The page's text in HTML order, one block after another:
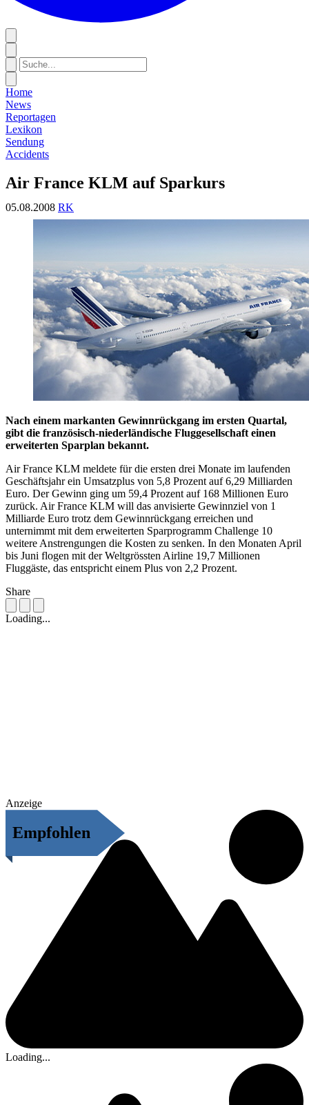
Home
News
Reportagen
Lexikon
Sendung
Accidents
Air France KLM auf Sparkurs
05.08.2008 RK
Nach einem markanten Gewinnrückgang im ersten Quartal,
gibt die französisch-niederländische Fluggesellschaft einen
erweiterten Sparplan bekannt.
Air France KLM meldete für die ersten drei Monate im laufenden
Geschäftsjahr ein Umsatzplus von 5,8 Prozent auf 6,29 Milliarden
Euro. Der Gewinn ging um 59,4 Prozent auf 168 Millionen Euro
zurück. Air France KLM will das anvisierte Gewinnziel von 1
Milliarde Euro trotz dem Gewinnrückgang erreichen und
unternimmt mit dem erweiterten Sparprogramm Challenge 10
weitere Anstrengungen die Kosten zu senken. In den Monaten April
bis Juni flogen mit der Weltgrössten Airline 19,7 Millionen
Fluggäste, das entspricht einem Plus von 2,2 Prozent.
Share
Loading...
Anzeige
Empfohlen
Loading...